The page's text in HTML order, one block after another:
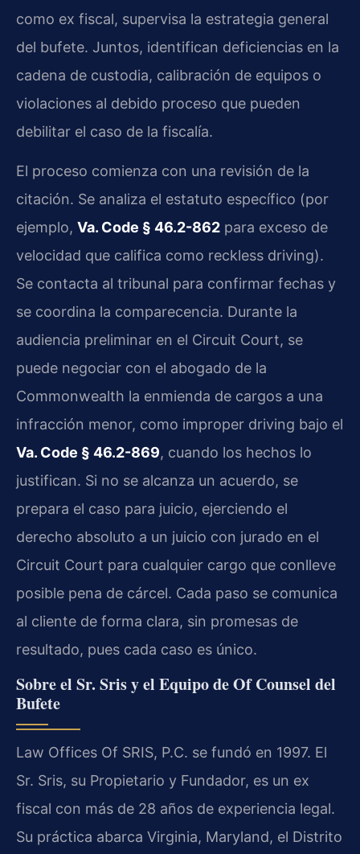
como ex fiscal, supervisa la estrategia general
del bufete. Juntos, identifican deficiencias en la
cadena de custodia, calibración de equipos o
violaciones al debido proceso que pueden
debilitar el caso de la fiscalía.
El proceso comienza con una revisión de la
citación. Se analiza el estatuto específico (por
ejemplo, Va. Code § 46.2-862 para exceso de
velocidad que califica como reckless driving).
Se contacta al tribunal para confirmar fechas y
se coordina la comparecencia. Durante la
audiencia preliminar en el Circuit Court, se
puede negociar con el abogado de la
Commonwealth la enmienda de cargos a una
infracción menor, como improper driving bajo el
Va. Code § 46.2-869, cuando los hechos lo
justifican. Si no se alcanza un acuerdo, se
prepara el caso para juicio, ejerciendo el
derecho absoluto a un juicio con jurado en el
Circuit Court para cualquier cargo que conlleve
posible pena de cárcel. Cada paso se comunica
al cliente de forma clara, sin promesas de
resultado, pues cada caso es único.
Sobre el Sr. Sris y el Equipo de Of Counsel del
Bufete
Law Offices Of SRIS, P.C. se fundó en 1997. El
Sr. Sris, su Propietario y Fundador, es un ex
fiscal con más de 28 años de experiencia legal.
Su práctica abarca Virginia, Maryland, el Distrito